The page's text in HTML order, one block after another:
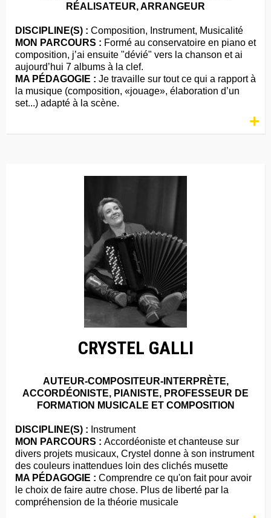
RÉALISATEUR, ARRANGEUR
DISCIPLINE(S) : Composition, Instrument, Musicalité
MON PARCOURS : Formé au conservatoire en piano et
composition, j’ai ensuite "dévié" vers la chanson et ai
aujourd’hui 7 albums à la clef.
MA PÉDAGOGIE : Je travaille sur tout ce qui a rapport à
la musique (composition, «jouage», élaboration d’un
set...) adapté à la scène.
+
CRYSTEL GALLI
AUTEUR-COMPOSITEUR-INTERPRÈTE,
ACCORDÉONISTE, PIANISTE, PROFESSEUR DE
FORMATION MUSICALE ET COMPOSITION
DISCIPLINE(S) : Instrument
MON PARCOURS : Accordéoniste et chanteuse sur
divers projets musicaux, Crystel donne à son instrument
des couleurs inattendues loin des clichés musette
MA PÉDAGOGIE : Comprendre ce qu'on fait pour avoir
le choix de faire autre chose. Plus de liberté par la
compréhension de la théorie musicale